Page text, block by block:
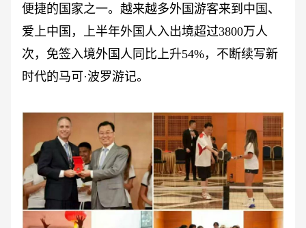
便捷的国家之一。越来越多外国游客来到中国、
爱上中国，上半年外国人入出境超过3800万人
次，免签入境外国人同比上升54%，不断续写新
时代的马可·波罗游记。